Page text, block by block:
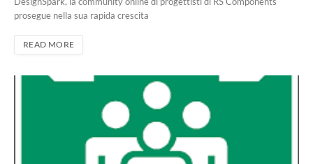
prosegue nella sua rapida crescita
READ MORE